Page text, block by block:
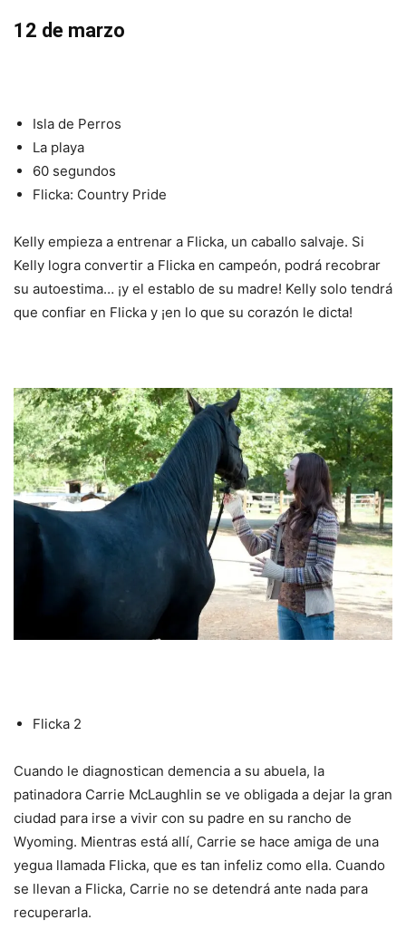
12 de marzo
Isla de Perros
La playa
60 segundos
Flicka: Country Pride
Kelly empieza a entrenar a Flicka, un caballo salvaje. Si
Kelly logra convertir a Flicka en campeón, podrá recobrar
su autoestima… ¡y el establo de su madre! Kelly solo tendrá
que confiar en Flicka y ¡en lo que su corazón le dicta!
Flicka 2
Cuando le diagnostican demencia a su abuela, la
patinadora Carrie McLaughlin se ve obligada a dejar la gran
ciudad para irse a vivir con su padre en su rancho de
Wyoming. Mientras está allí, Carrie se hace amiga de una
yegua llamada Flicka, que es tan infeliz como ella. Cuando
se llevan a Flicka, Carrie no se detendrá ante nada para
recuperarla.